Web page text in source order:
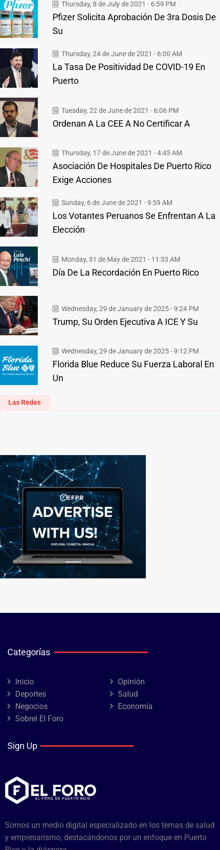
Thursday, 8 de July de 2021 - 6:59 PM
Pfizer Solicita Aprobación De 3ra Dosis De
Su
Thursday, 24 de June de 2021 - 6:00 AM
La Tasa De Positividad De COVID-19 En
Puerto
Tuesday, 22 de June de 2021 - 6:06 PM
Ordenan A La CEE A No Certificar A
Thursday, 17 de June de 2021 - 4:45 AM
Asociación De Hospitales De Puerto Rico
Exige Acciones
Sunday, 6 de June de 2021 - 9:59 AM
Los Votantes Peruanos Se Enfrentan A La
Elección
Monday, 31 de May de 2021 - 11:33 AM
Día De La Recordación En Puerto Rico
Wednesday, 29 de January de 2025 - 9:24 PM
Trump, Su Orden Ejecutiva A ICE Y Su
Wednesday, 29 de January de 2025 - 9:12 PM
Florida Blue Reduce Su Fuerza Laboral En
Un
Las Redes
Categorías
Inicio
Opinión
Deportes
Salud
Negocios
Economía
Sobrel El Foro
Sign Up
Somos un medio digital especializado en los temas de salud
y empresarismo, destacándonos por un enfoque en Puerto